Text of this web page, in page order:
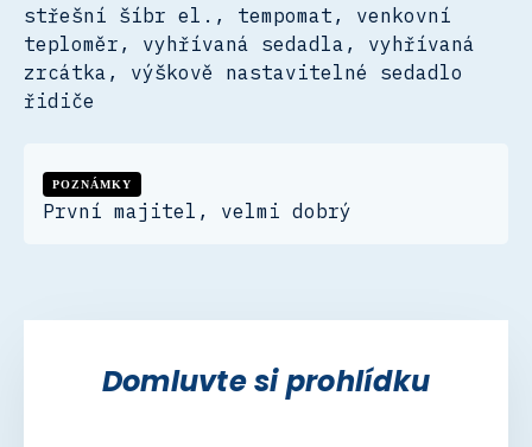
střešní šíbr el., tempomat, venkovní
teploměr, vyhřívaná sedadla, vyhřívaná
zrcátka, výškově nastavitelné sedadlo
řidiče
POZNÁMKY
První majitel, velmi dobrý
Domluvte si prohlídku